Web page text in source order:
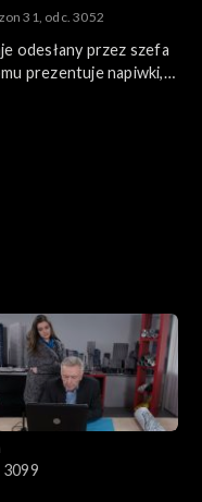
31, odc. 3052
odesłany przez szefa
prezentuje napiwki,
swoją